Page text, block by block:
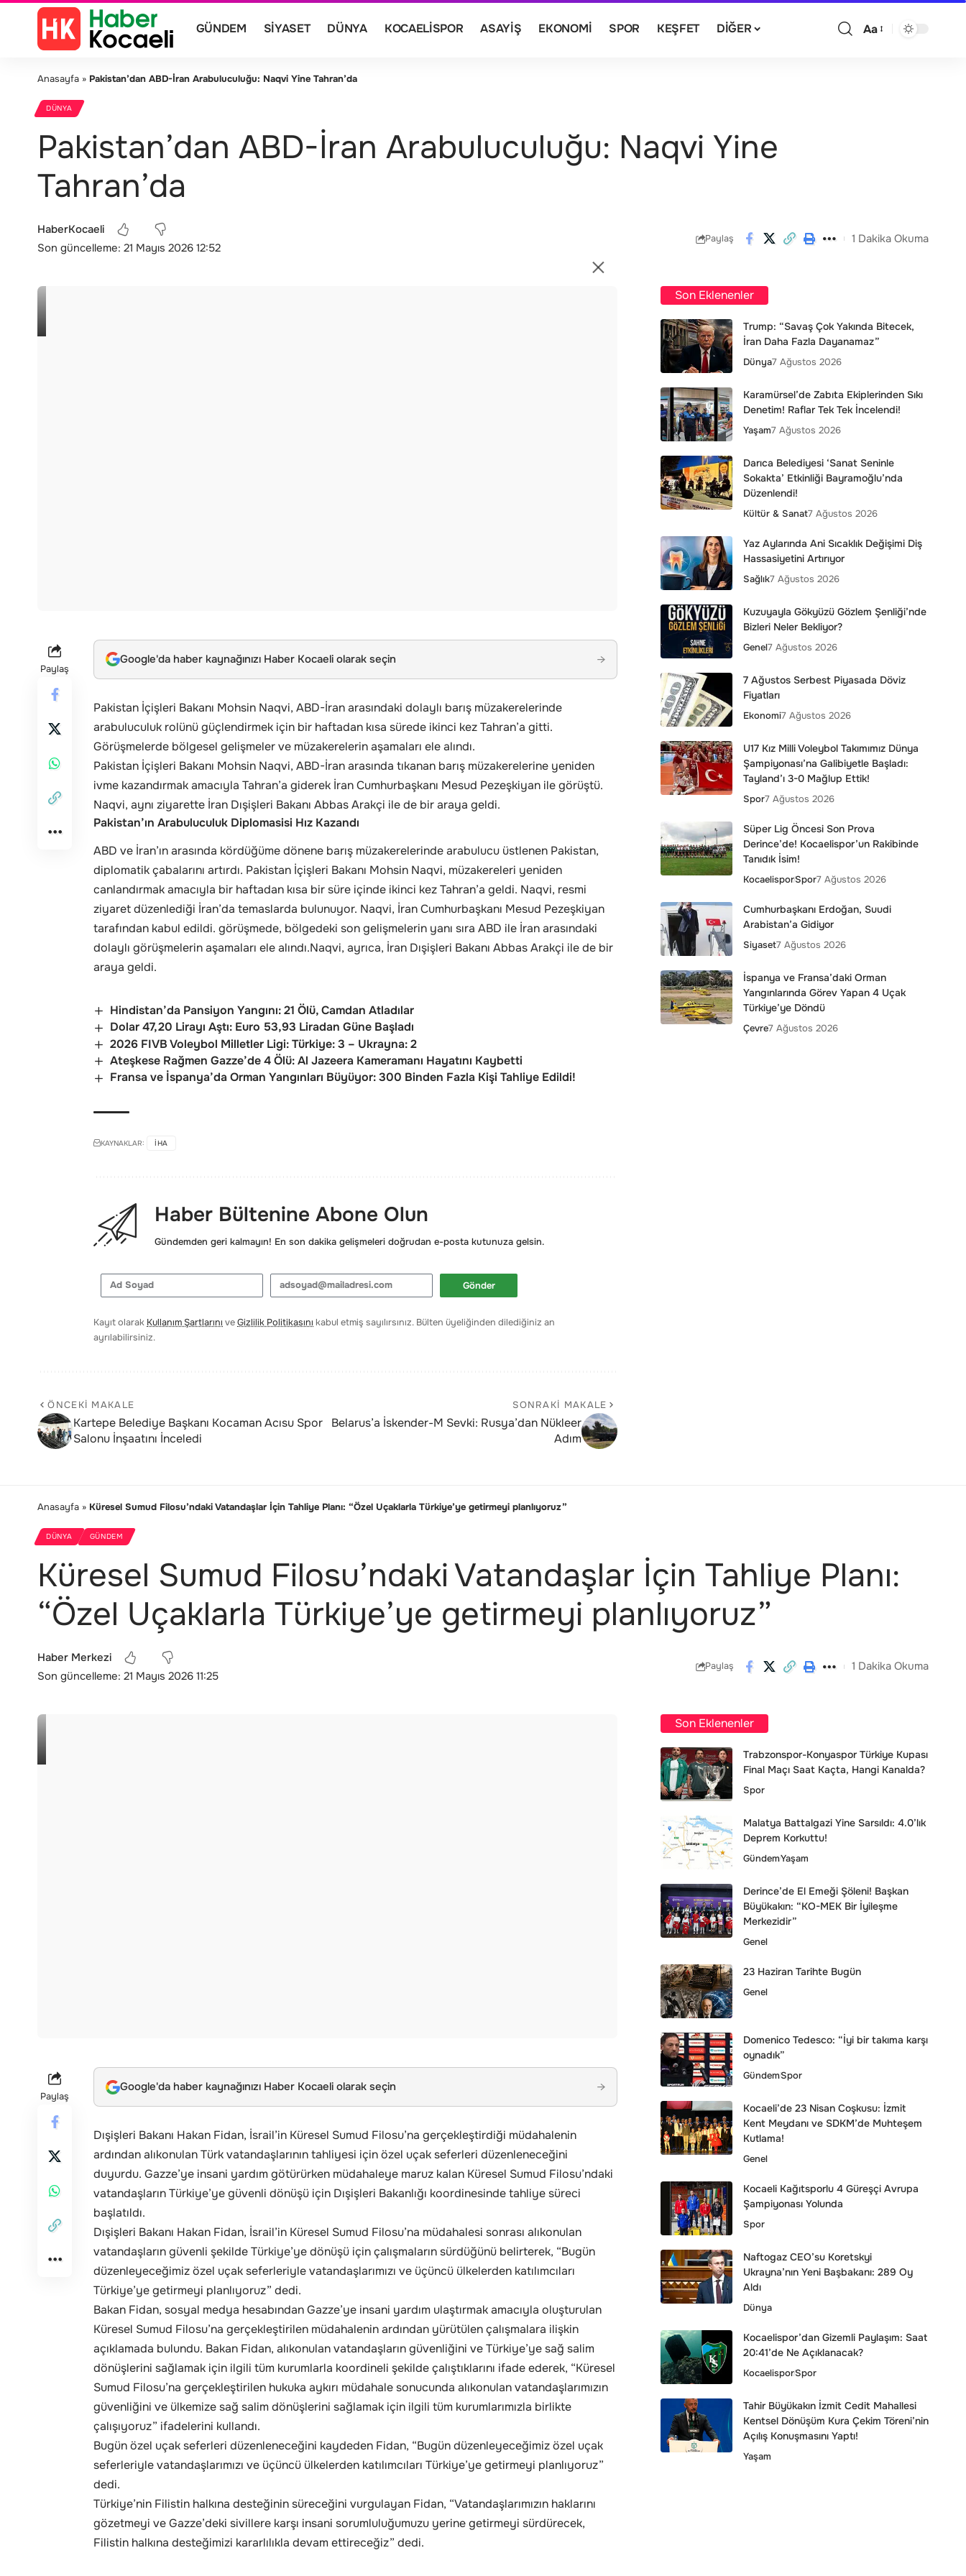
GÜNDEM SIYASET DÜNYA KOCAELISPOR ASAYIŞ EKONOMI SPOR KEŞFET DIĞER Aa
Anasayfa » Pakistan’dan ABD-İran Arabuluculuğu: Naqvi Yine Tahran’da
DÜNYA
Pakistan’dan ABD-İran Arabuluculuğu: Naqvi Yine
Tahran’da
Son güncelleme: 21 Mayıs 2026 12:52
HaberKocaeli
Paylaş 1 Dakika Okuma
Paylaş
Google'da haber kaynağınızı Haber Kocaeli olarak seçin →
Pakistan İçişleri Bakanı Mohsin Naqvi, ABD-İran arasındaki dolaylı barış müzakerelerinde
arabuluculuk rolünü güçlendirmek için bir haftadan kısa sürede ikinci kez Tahran’a gitti.
Görüşmelerde bölgesel gelişmeler ve müzakerelerin aşamaları ele alındı.
Pakistan İçişleri Bakanı Mohsin Naqvi, ABD-İran arasında tıkanan barış müzakerelerine yeniden
ivme kazandırmak amacıyla Tahran’a giderek İran Cumhurbaşkanı Mesud Pezeşkiyan ile görüştü.
Naqvi, aynı ziyarette İran Dışişleri Bakanı Abbas Arakçi ile de bir araya geldi.
Pakistan’ın Arabuluculuk Diplomasisi Hız Kazandı
ABD ve İran’ın arasında kördüğüme dönene barış müzakerelerinde arabulucu üstlenen Pakistan,
diplomatik çabalarını artırdı. Pakistan İçişleri Bakanı Mohsin Naqvi, müzakereleri yeniden
canlandırmak amacıyla bir haftadan kısa bir süre içinde ikinci kez Tahran’a geldi. Naqvi, resmi
ziyaret düzenlediği İran’da temaslarda bulunuyor. Naqvi, İran Cumhurbaşkanı Mesud Pezeşkiyan
tarafından kabul edildi. görüşmede, bölgedeki son gelişmelerin yanı sıra ABD ile İran arasındaki
dolaylı görüşmelerin aşamaları ele alındı.Naqvi, ayrıca, İran Dışişleri Bakanı Abbas Arakçi ile de bir
araya geldi.
Hindistan’da Pansiyon Yangını: 21 Ölü, Camdan Atladılar
Dolar 47,20 Lirayı Aştı: Euro 53,93 Liradan Güne Başladı
2026 FIVB Voleybol Milletler Ligi: Türkiye: 3 – Ukrayna: 2
Ateşkese Rağmen Gazze’de 4 Ölü: Al Jazeera Kameramanı Hayatını Kaybetti
Fransa ve İspanya’da Orman Yangınları Büyüyor: 300 Binden Fazla Kişi Tahliye Edildi!
KAYNAKLAR: IHA
Haber Bültenine Abone Olun
Gündemden geri kalmayın! En son dakika gelişmeleri doğrudan e-posta kutunuza gelsin.
Gönder
Kayıt olarak Kullanım Şartlarını veGizlilik Politikasını kabul etmiş sayılırsınız. Bülten üyeliğinden dilediğiniz an
ayrılabilirsiniz.
ÖNCEKI MAKALE
Kartepe Belediye Başkanı Kocaman Acısu Spor
Salonu İnşaatını İnceledi
SONRAKI MAKALE
Belarus’a İskender-M Sevki: Rusya’dan Nükleer
Adım
Son Eklenenler
Trump: “Savaş Çok Yakında Bitecek,
İran Daha Fazla Dayanamaz”
Dünya7 Ağustos 2026
Karamürsel’de Zabıta Ekiplerinden Sıkı
Denetim! Raflar Tek Tek İncelendi!
Yaşam7 Ağustos 2026
Darıca Belediyesi ‘Sanat Seninle
Sokakta’ Etkinliği Bayramoğlu’nda
Düzenlendi!
Kültür & Sanat7 Ağustos 2026
Yaz Aylarında Ani Sıcaklık Değişimi Diş
Hassasiyetini Artırıyor
Sağlık7 Ağustos 2026
Kuzuyayla Gökyüzü Gözlem Şenliği’nde
Bizleri Neler Bekliyor?
Genel7 Ağustos 2026
7 Ağustos Serbest Piyasada Döviz
Fiyatları
Ekonomi7 Ağustos 2026
U17 Kız Milli Voleybol Takımımız Dünya
Şampiyonası’na Galibiyetle Başladı:
Tayland’ı 3-0 Mağlup Ettik!
Spor7 Ağustos 2026
Süper Lig Öncesi Son Prova
Derince’de! Kocaelispor’un Rakibinde
Tanıdık İsim!
KocaelisporSpor7 Ağustos 2026
Cumhurbaşkanı Erdoğan, Suudi
Arabistan’a Gidiyor
Siyaset7 Ağustos 2026
İspanya ve Fransa’daki Orman
Yangınlarında Görev Yapan 4 Uçak
Türkiye’ye Döndü
Çevre7 Ağustos 2026
Anasayfa » Küresel Sumud Filosu’ndaki Vatandaşlar İçin Tahliye Planı: “Özel Uçaklarla Türkiye’ye getirmeyi planlıyoruz”
DÜNYA GÜNDEM
Küresel Sumud Filosu’ndaki Vatandaşlar İçin Tahliye Planı:
“Özel Uçaklarla Türkiye’ye getirmeyi planlıyoruz”
Son güncelleme: 21 Mayıs 2026 11:25
Haber Merkezi
Paylaş 1 Dakika Okuma
Paylaş
Google'da haber kaynağınızı Haber Kocaeli olarak seçin →
Dışişleri Bakanı Hakan Fidan, İsrail’in Küresel Sumud Filosu’na gerçekleştirdiği müdahalenin
ardından alıkonulan Türk vatandaşlarının tahliyesi için özel uçak seferleri düzenleneceğini
duyurdu. Gazze’ye insani yardım götürürken müdahaleye maruz kalan Küresel Sumud Filosu’ndaki
vatandaşların Türkiye’ye güvenli dönüşü için Dışişleri Bakanlığı koordinesinde tahliye süreci
başlatıldı.
Dışişleri Bakanı Hakan Fidan, İsrail’in Küresel Sumud Filosu’na müdahalesi sonrası alıkonulan
vatandaşların güvenli şekilde Türkiye’ye dönüşü için çalışmaların sürdüğünü belirterek, “Bugün
düzenleyeceğimiz özel uçak seferleriyle vatandaşlarımızı ve üçüncü ülkelerden katılımcıları
Türkiye’ye getirmeyi planlıyoruz” dedi.
Bakan Fidan, sosyal medya hesabından Gazze’ye insani yardım ulaştırmak amacıyla oluşturulan
Küresel Sumud Filosu’na gerçekleştirilen müdahalenin ardından yürütülen çalışmalara ilişkin
açıklamada bulundu. Bakan Fidan, alıkonulan vatandaşların güvenliğini ve Türkiye’ye sağ salim
dönüşlerini sağlamak için ilgili tüm kurumlarla koordineli şekilde çalıştıklarını ifade ederek, “Küresel
Sumud Filosu’na gerçekleştirilen hukuka aykırı müdahale sonucunda alıkonulan vatandaşlarımızın
güvenliğini ve ülkemize sağ salim dönüşlerini sağlamak için ilgili tüm kurumlarımızla birlikte
çalışıyoruz” ifadelerini kullandı.
Bugün özel uçak seferleri düzenleneceğini kaydeden Fidan, “Bugün düzenleyeceğimiz özel uçak
seferleriyle vatandaşlarımızı ve üçüncü ülkelerden katılımcıları Türkiye’ye getirmeyi planlıyoruz”
dedi.
Türkiye’nin Filistin halkına desteğinin süreceğini vurgulayan Fidan, “Vatandaşlarımızın haklarını
gözetmeyi ve Gazze’deki sivillere karşı insani sorumluluğumuzu yerine getirmeyi sürdürecek,
Filistin halkına desteğimizi kararlılıkla devam ettireceğiz” dedi.
Son Eklenenler
Trabzonspor-Konyaspor Türkiye Kupası
Final Maçı Saat Kaçta, Hangi Kanalda?
Spor
Malatya Battalgazi Yine Sarsıldı: 4.0’lık
Deprem Korkuttu!
GündemYaşam
Derince’de El Emeği Şöleni! Başkan
Büyükakın: “KO-MEK Bir İyileşme
Merkezidir”
Genel
23 Haziran Tarihte Bugün
Genel
Domenico Tedesco: “İyi bir takıma karşı
oynadık”
GündemSpor
Kocaeli’de 23 Nisan Coşkusu: İzmit
Kent Meydanı ve SDKM’de Muhteşem
Kutlama!
Genel
Kocaeli Kağıtsporlu 4 Güreşçi Avrupa
Şampiyonası Yolunda
Spor
Naftogaz CEO’su Koretskyi
Ukrayna’nın Yeni Başbakanı: 289 Oy
Aldı
Dünya
Kocaelispor’dan Gizemli Paylaşım: Saat
20:41’de Ne Açıklanacak?
KocaelisporSpor
Tahir Büyükakın İzmit Cedit Mahallesi
Kentsel Dönüşüm Kura Çekim Töreni’nin
Açılış Konuşmasını Yaptı!
Yaşam